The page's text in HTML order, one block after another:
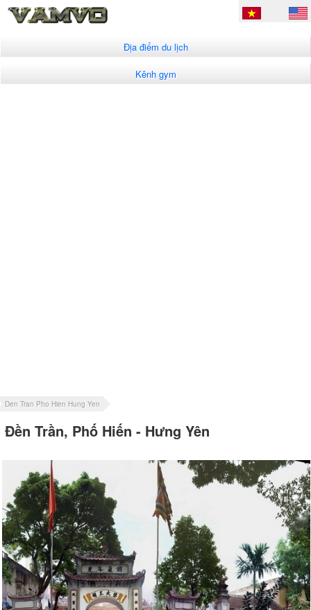
Địa điểm du lịch
Kênh gym
Den Tran Pho Hien Hung Yen
Đền Trần, Phố Hiến - Hưng Yên